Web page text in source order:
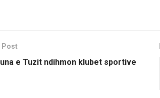
Post
e Tuzit ndihmon klubet sportive